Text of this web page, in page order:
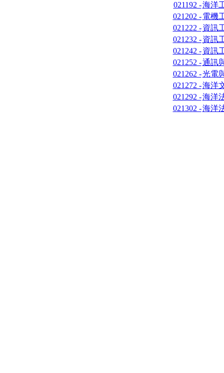
021192 -海洋
021202 - 電機
021222 - 資訊
021232 - 資訊
021242 - 資訊
021252 -通訊
021262 -光電
021272 -海洋
021292 -海洋
021302 -海洋